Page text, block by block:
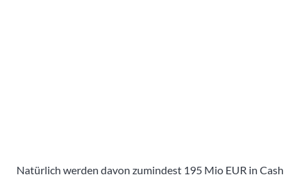
Natürlich werden davon zumindest 195 Mio EUR in Cash